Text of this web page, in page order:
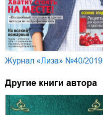
Журнал «Лиза» №40/2019
Другие книги автора